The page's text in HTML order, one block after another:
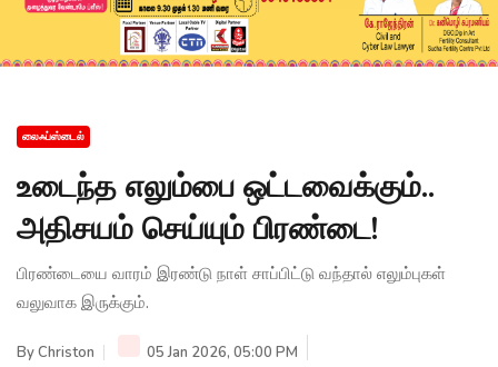
லைஃப்ஸ்டைல்
உடைந்த எலும்பை ஒட்டவைக்கும்..
அதிசயம் செய்யும் பிரண்டை!
பிரண்டையை வாரம் இரண்டு நாள் சாப்பிட்டு வந்தால் எலும்புகள்
வலுவாக இருக்கும்.
ByChriston
05 Jan 2026, 05:00 PM